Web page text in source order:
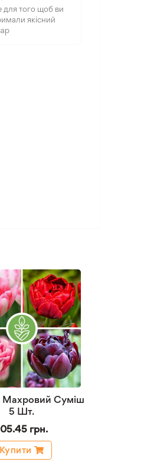
для того щоб ви
якісний
Махровий Суміш
5 Шт.
грн.
Купити